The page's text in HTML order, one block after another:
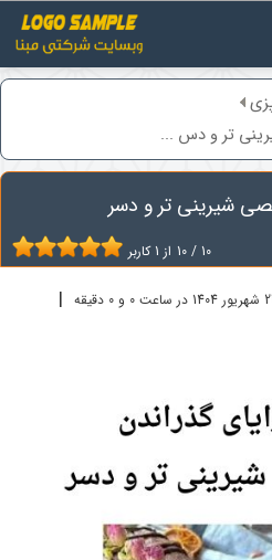
تر و دس ...
شیرینی تر و دسر
10 / 10 از 1 کاربر
|